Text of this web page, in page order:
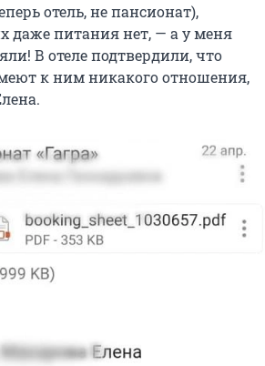
отель, не пансионат),
даже питания нет, — а у меня
В отеле подтвердили, что
к ним никакого отношения,